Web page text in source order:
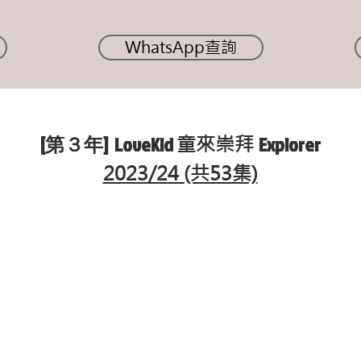
WhatsApp查詢
[第３年] LoveKid童來崇拜 Explorer
2023/24 (共53集)